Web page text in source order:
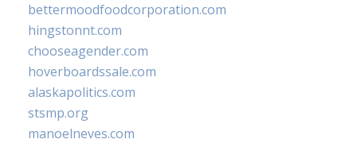
bettermoodfoodcorporation.com
hingstonnt.com
chooseagender.com
hoverboardssale.com
alaskapolitics.com
stsmp.org
manoelneves.com